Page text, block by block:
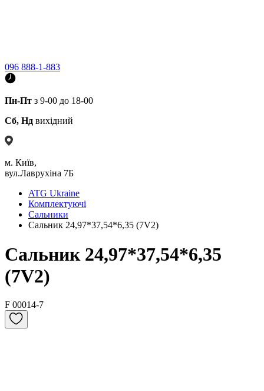
096 888-1-883
Пн-Пт з 9-00 до 18-00
Сб, Нд вихідний
м. Київ,
вул.Лаврухіна 7Б
ATG Ukraine
Комплектуючі
Сальники
Сальник 24,97*37,54*6,35 (7V2)
Сальник 24,97*37,54*6,35
(7V2)
F 00014-7